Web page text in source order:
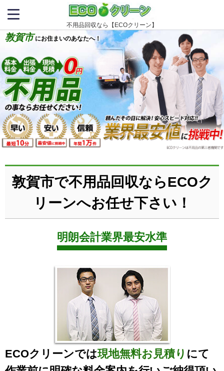
不用品回収なら【ECOクリーン】
敦賀市 にお住まいのあなたへ！
敦賀市で不用品回収ならECOク
リーンへお任せ下さい！
明朗会計業界最安水準
ECOクリーンでは現地無料お見積り にて